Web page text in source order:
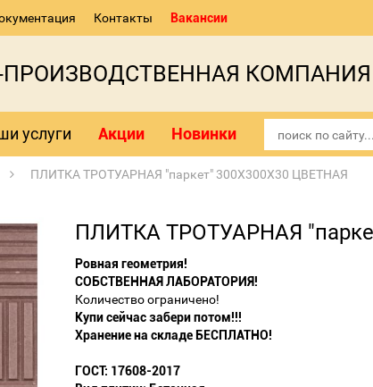
Контакты Вакансии
ПРОИЗВОДСТВЕННАЯ
услуги Акции Новинки
ПЛИТКА ТРОТУАРНАЯ "паркет" 300Х300Х30 ЦВЕТНАЯ
ПЛИТКА ТРОТУАРНАЯ
Ровная геометрия!
СОБСТВЕННАЯ ЛАБОРАТОРИЯ!
Количество ограничено!
Купи сейчас забери потом!!!
Хранение на складе БЕСПЛАТНО!
ГОСТ: 17608-2017